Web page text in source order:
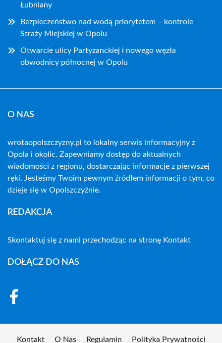
Łubniany
Bezpieczeństwo nad wodą priorytetem – kontrole
Straży Miejskiej w Opolu
Otwarcie ulicy Partyzanckiej i nowego węzła
obwodnicy północnej w Opolu
O NAS
wrotaopolszczyzny.pl to lokalny serwis informacyjny z
Opola i okolic. Zapewniamy dostęp do aktualnych
wiadomości z regionu, dostarczając informacje z pierwszej
ręki. Jesteśmy Twoim pewnym źródłem informacji o tym, co
dzieje się w Opolszczyźnie.
REDAKCJA
Skontaktuj się z nami przechodząc na stronę Kontakt
DOŁĄCZ DO NAS
Kontakt O Nas Regulamin Polityka Prywatności